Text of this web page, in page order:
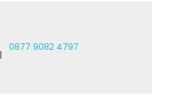
0877 9082 4797